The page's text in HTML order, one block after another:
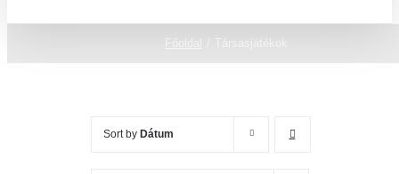
Főoldal Társasjátékok
Sort by Dátum